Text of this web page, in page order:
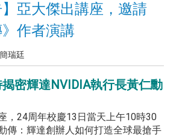
】亞大傑出講座，邀請
》作者演講
簡瑞廷
密輝達NVIDIA執行長黃仁勳
，24周年校慶13日當天上午10時30
傳：輝達創辦人如何打造全球最搶手